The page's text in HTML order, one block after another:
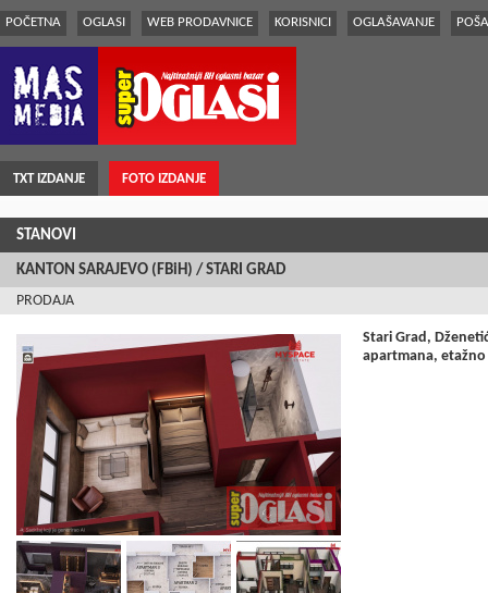
POČETNA OGLASI WEB PRODAVNICE KORISNICI OGLAŠAVANJE
TXT IZDANJE FOTO IZDANJE
STANOVI
KANTON SARAJEVO (FBiH) / STARI GRAD
PRODAJA
Stari Grad,
apartmana,